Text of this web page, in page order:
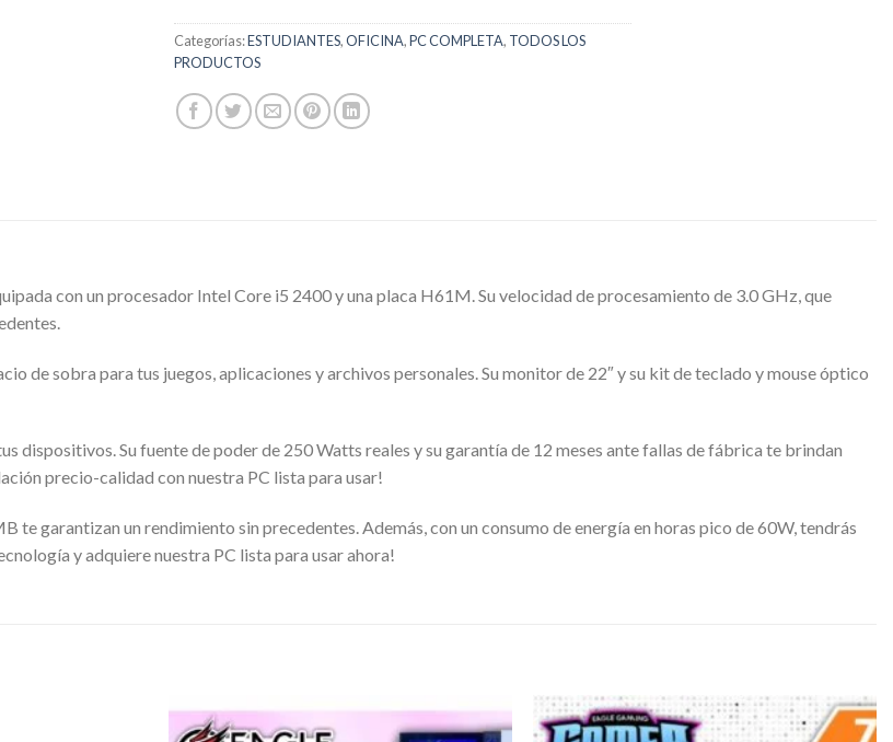
Categorías:ESTUDIANTES,OFICINA,PC COMPLETA, TODOS LOS
PRODUCTOS
con un procesador Intel Core i5 2400 y una placa H61M. Su velocidad de procesamiento de 3.0 GHz, que
de sobra para tus juegos, aplicaciones y archivos personales. Su monitor de 22″ y su kit de teclado y mouse óptico
dispositivos. Su fuente de poder de 250 Watts reales y su garantía de 12 meses ante fallas de fábrica te brindan
precio-calidad con nuestra PC lista para usar!
te garantizan un rendimiento sin precedentes. Además, con un consumo de energía en horas pico de 60W, tendrás
y adquiere nuestra PC lista para usar ahora!